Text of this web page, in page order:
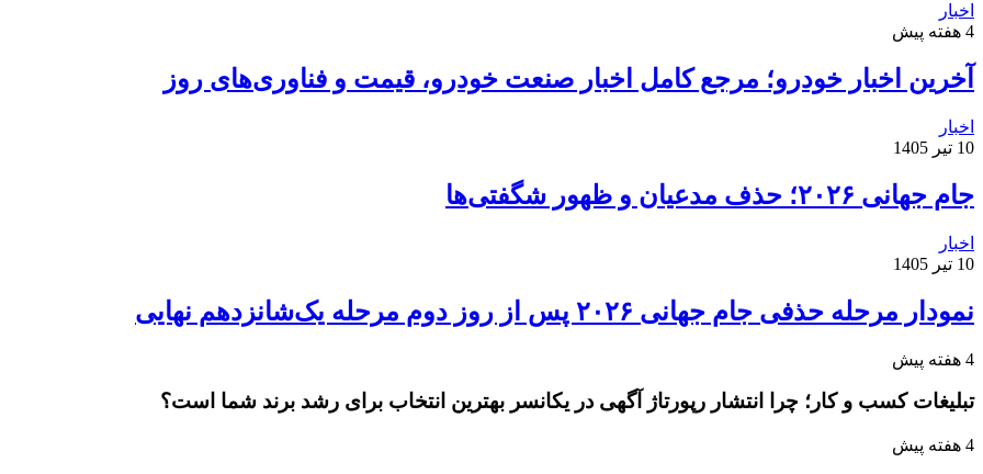
اخبار
4 هفته پیش
آخرین اخبار خودرو؛ مرجع کامل اخبار صنعت خودرو، قیمت و فناوری‌های روز
اخبار
10 تیر 1405
جام جهانی ۲۰۲۶؛ حذف مدعیان و ظهور شگفتی‌ها
اخبار
10 تیر 1405
نمودار مرحله حذفی جام جهانی ۲۰۲۶ پس از روز دوم مرحله یک‌شانزدهم نهایی
4 هفته پیش
تبلیغات کسب و کار؛ چرا انتشار رپورتاژ آگهی در یکانسر بهترین انتخاب برای رشد برند شما است؟
4 هفته پیش